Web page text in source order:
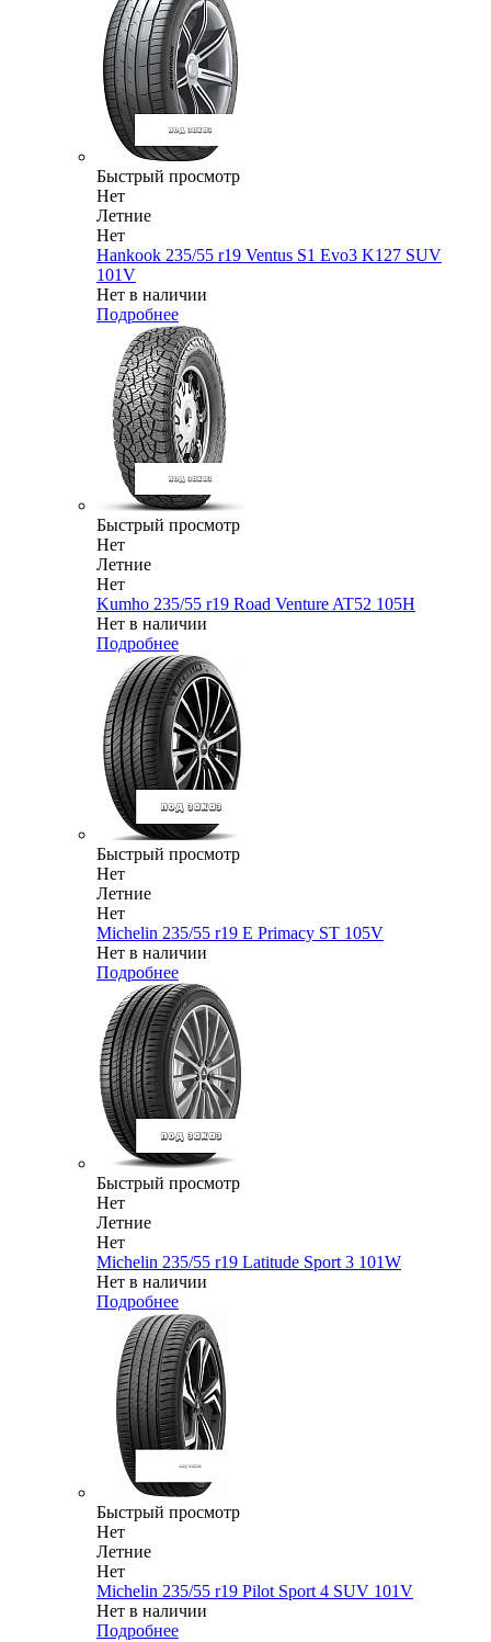
Быстрый просмотр
Нет
Летние
Нет
Hankook 235/55 r19 Ventus S1 Evo3 K127 SUV
101V
Нет в наличии
Подробнее
Быстрый просмотр
Нет
Летние
Нет
Kumho 235/55 r19 Road Venture AT52 105H
Нет в наличии
Подробнее
Быстрый просмотр
Нет
Летние
Нет
Michelin 235/55 r19 E Primacy ST 105V
Нет в наличии
Подробнее
Быстрый просмотр
Нет
Летние
Нет
Michelin 235/55 r19 Latitude Sport 3 101W
Нет в наличии
Подробнее
Быстрый просмотр
Нет
Летние
Нет
Michelin 235/55 r19 Pilot Sport 4 SUV 101V
Нет в наличии
Подробнее